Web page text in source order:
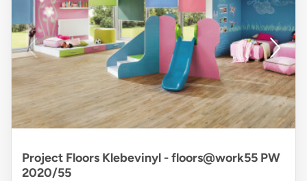
Project Floors Klebevinyl - floors@work55 PW
2020/55